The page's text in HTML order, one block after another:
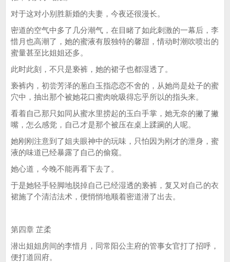
对于这对小别胜新婚的夫妻，今夜还很漫长。
密道的空气中多了几分潮气，在目睹了如此刺激的一幕后，李
惜月也高潮了，她的蜜液有股独特的馨甜，情动时潮吹喷出的
蜜量甚至比姐姐还多。
此时此刻，不只是亵裤，她的裙子也都湿透了。
亵裤内，初尝芳泽的葱白玉指恋恋不舍的，从她尚是处子的蜜
穴中，抽出那个被她花口蜜肉吮吸得忘乎所以的指头来。
看着自己那只如同从蜜水里捞起的玉白手掌，她无奈的撇了撇
嘴，怎么感觉，自己才是那个被压在桌上蹂躏的人呢。
她刚刚注意到了姐夫眼神中的玩味，只怕因为刚才的泄身，蜜
液的味道已经暴露了自己的偷窥。
她心道，今晚不能再看下去了。
于是她轻手轻脚地脱掉自己已经湿透的亵裤，复又对自己的衣
裙施了个清洁法术，便悄悄地顺着密道潜了出去。
第四章 芷柔
潜出姐姐房间的李惜月，同常阳公主府的管事女官打了招呼，
便打道回府。